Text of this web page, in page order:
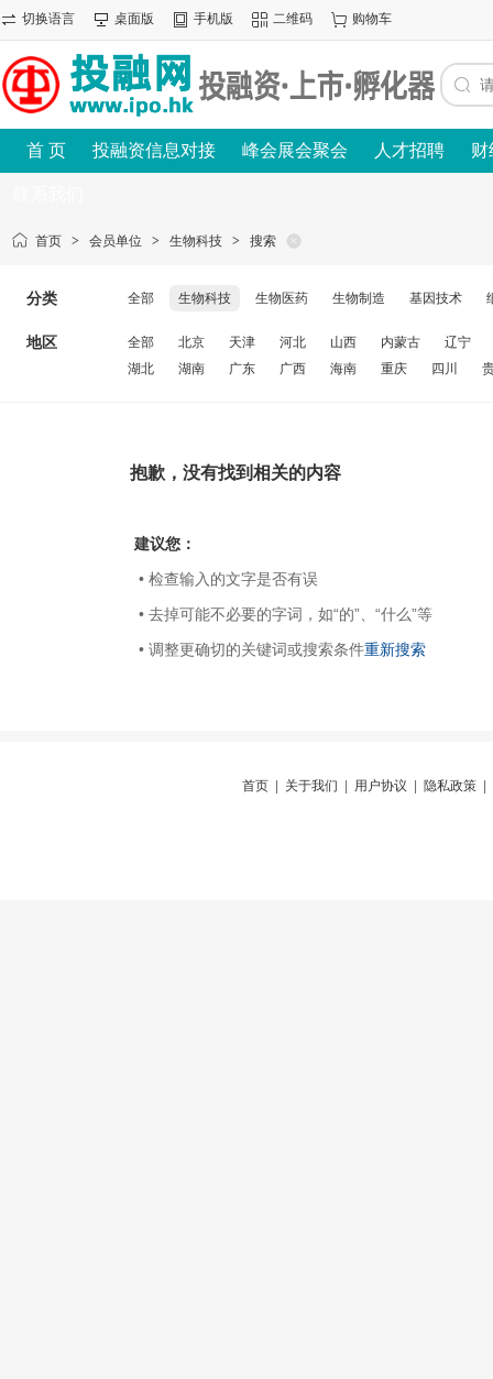
切换语言 桌面版 手机版 二维码 购物车
首 页 投融资信息对接 峰会展会聚会 人才招聘 财
首页 > 会员单位 > 生物科技 > 搜索
分类 全部 生物科技 生物医药 生物制造 基因技术
地区 全部 北京 天津 河北 山西 内蒙古
辽宁
湖北
湖南 广东 广西 海南 重庆 四川
抱歉，没有找到相关的内容
建议您：
• 检查输入的文字是否有误
• 去掉可能不必要的字词，如“的”、“什么”等
• 调整更确切的关键词或搜索条件重新搜索
首页 关于我们 用户协议 隐私政策